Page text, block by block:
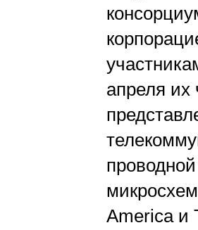
апреля их
America и